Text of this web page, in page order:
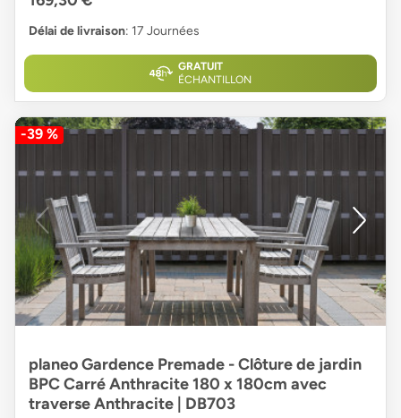
Délai de livraison: 17 Journées
GRATUIT
ÉCHANTILLON
-39 %
planeo Gardence Premade - Clôture de jardin
BPC Carré Anthracite 180 x 180cm avec
traverse Anthracite | DB703